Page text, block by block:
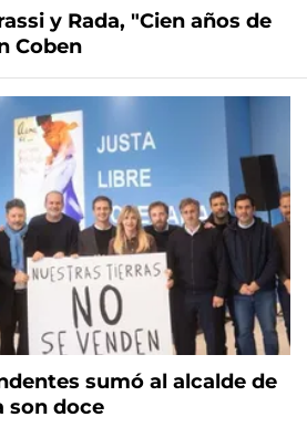
y Rada, "Cien años de
Coben
sumó al alcalde de
son doce